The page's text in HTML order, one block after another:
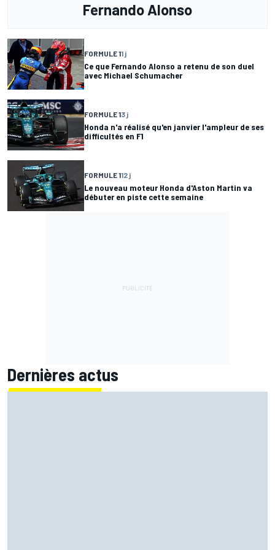
Fernando Alonso
FORMULE 11 j
Ce que Fernando Alonso a retenu de son duel
avec Michael Schumacher
FORMULE 13 j
Honda n'a réalisé qu'en janvier l'ampleur de ses
difficultés en F1
FORMULE 112 j
Le nouveau moteur Honda d'Aston Martin va
débuter en piste cette semaine
Dernières actus